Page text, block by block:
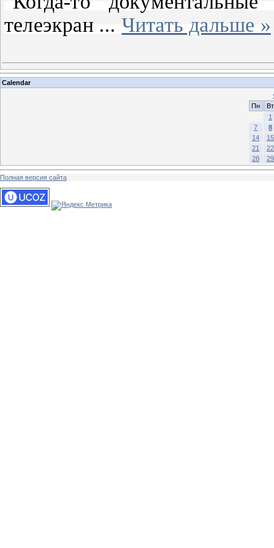
телеэкран ... Читать дальше »
Calendar
Пн
Вт
1
7
8
14
15
21
22
28
29
Полная версия сайта